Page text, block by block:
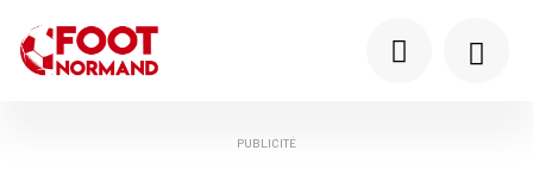
PUBLICITÉ